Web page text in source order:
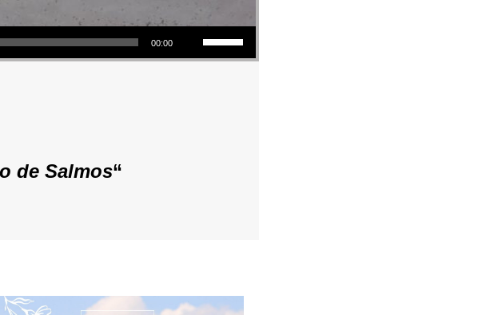
00:00
Utiliza las teclas de flecha arriba/abajo para aumentar o disminuir el volumen.
de Salmos“